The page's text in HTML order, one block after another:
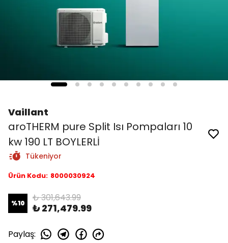
Vaillant
aroTHERM pure Split Isı Pompaları 10
kw 190 LT BOYLERLİ
Tükeniyor
Ürün Kodu: 8000030924
%10 ₺ 301,643.99
₺ 271,479.99
Paylaş: